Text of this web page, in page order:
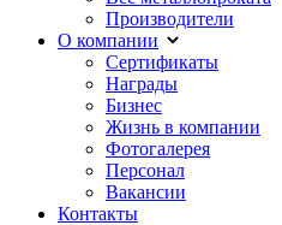
Производители
О компании
Сертификаты
Награды
Бизнес
Жизнь в компании
Фотогалерея
Персонал
Вакансии
Контакты